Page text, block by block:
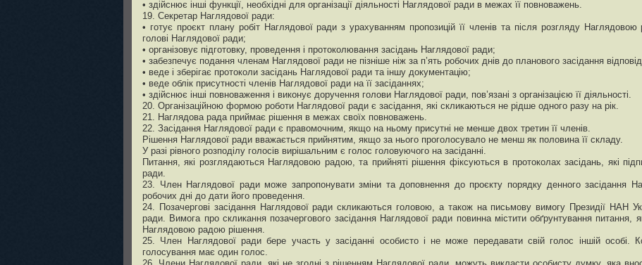
• здійснює інші функції, необхідні для організації діяльності Наглядової ради в межах її повноважень.
19. Секретар Наглядової ради:
• готує проєкт плану робіт Наглядової ради з урахуванням пропозицій її членів та після розгляду
голові Наглядової ради;
• організовує підготовку, проведення і протоколювання засідань Наглядової ради;
• забезпечує подання членам Наглядової ради не пізніше ніж за п’ять робочих днів до планового засідання
• веде і зберігає протоколи засідань Наглядової ради та іншу документацію;
• веде облік присутності членів Наглядової ради на її засіданнях;
• здійснює інші повноваження і виконує доручення голови Наглядової ради, пов’язані з організацією її діяльності.
20. Організаційною формою роботи Наглядової ради є засідання, які скликаються не рідше одного разу на рік.
21. Наглядова рада приймає рішення в межах своїх повноважень.
22. Засідання Наглядової ради є правомочним, якщо на ньому присутні не менше двох третин її членів.
Рішення Наглядової ради вважається прийнятим, якщо за нього проголосувало не менш як половина її складу.
У разі рівного розподілу голосів вирішальним є голос головуючого на засіданні.
Питання, які розглядаються Наглядовою радою, та прийняті рішення фіксуються в протоколах засідань, які
ради.
23. Член Наглядової ради може запропонувати зміни та доповнення до проєкту порядку денного засідання
робочих дні до дати його проведення.
24. Позачергові засідання Наглядової ради скликаються головою, а також на письмову вимогу Президії НАН
ради. Вимога про скликання позачергового засідання Наглядової ради повинна містити обґрунтування питання,
Наглядовою радою рішення.
25. Член Наглядової ради бере участь у засіданні особисто і не може передавати свій голос іншій особі.
голосування має один голос.